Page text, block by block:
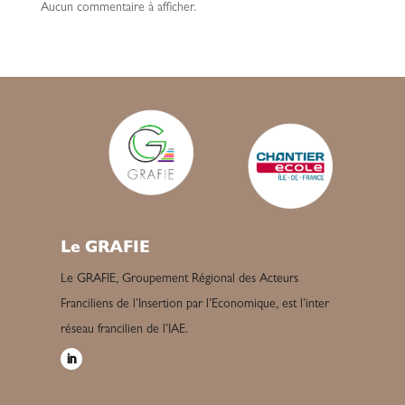
Aucun commentaire à afficher.
Le GRAFIE
Le GRAFIE, Groupement Régional des Acteurs
Franciliens de l’Insertion par l’Economique, est l’inter
réseau francilien de l’IAE.